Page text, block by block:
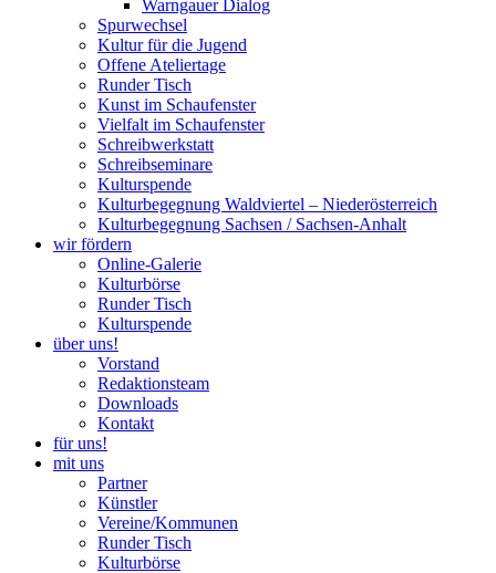
Warngauer Dialog
Spurwechsel
Kultur für die Jugend
Offene Ateliertage
Runder Tisch
Kunst im Schaufenster
Vielfalt im Schaufenster
Schreibwerkstatt
Schreibseminare
Kulturspende
Kulturbegegnung Waldviertel – Niederösterreich
Kulturbegegnung Sachsen / Sachsen-Anhalt
wir fördern
Online-Galerie
Kulturbörse
Runder Tisch
Kulturspende
über uns!
Vorstand
Redaktionsteam
Downloads
Kontakt
für uns!
mit uns
Partner
Künstler
Vereine/Kommunen
Runder Tisch
Kulturbörse